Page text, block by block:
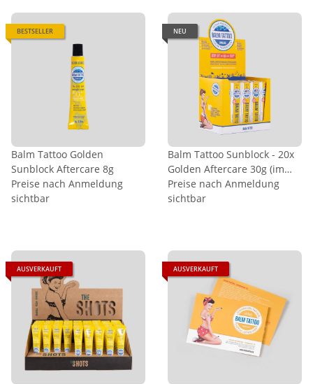
BESTSELLER
Balm Tattoo Golden
Sunblock Aftercare 8g
Preise nach Anmeldung
sichtbar
NEU
Balm Tattoo Sunblock - 20x
Golden Aftercare 30g (im
Display)
Preise nach Anmeldung
sichtbar
AUSVERKAUFT AUSVERKAUFT